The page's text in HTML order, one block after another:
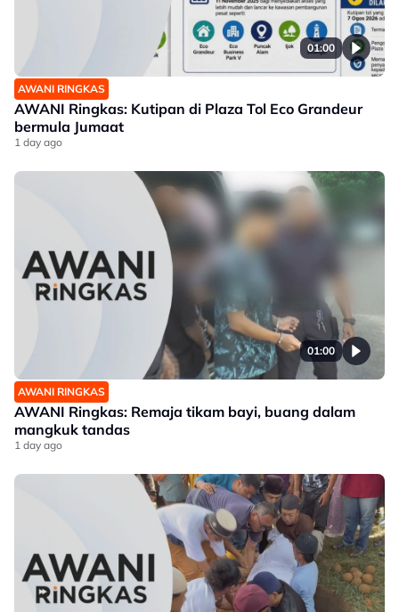
01:00
AWANI RINGKAS
AWANI Ringkas: Kutipan di Plaza Tol Eco Grandeur
bermula Jumaat
1 day ago
01:00
AWANI RINGKAS
AWANI Ringkas: Remaja tikam bayi, buang dalam
mangkuk tandas
1 day ago